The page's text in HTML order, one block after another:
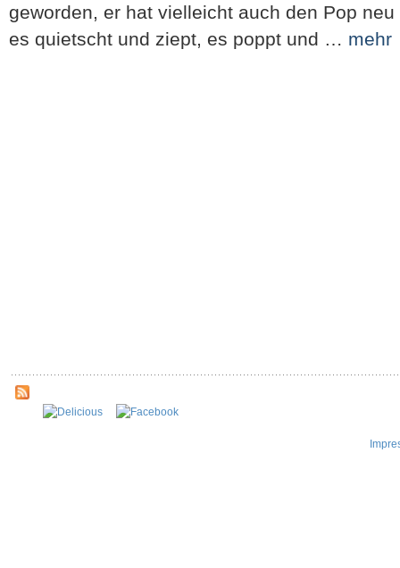
geworden, er hat vielleicht auch den Pop
es quietscht und ziept, es poppt und … mehr